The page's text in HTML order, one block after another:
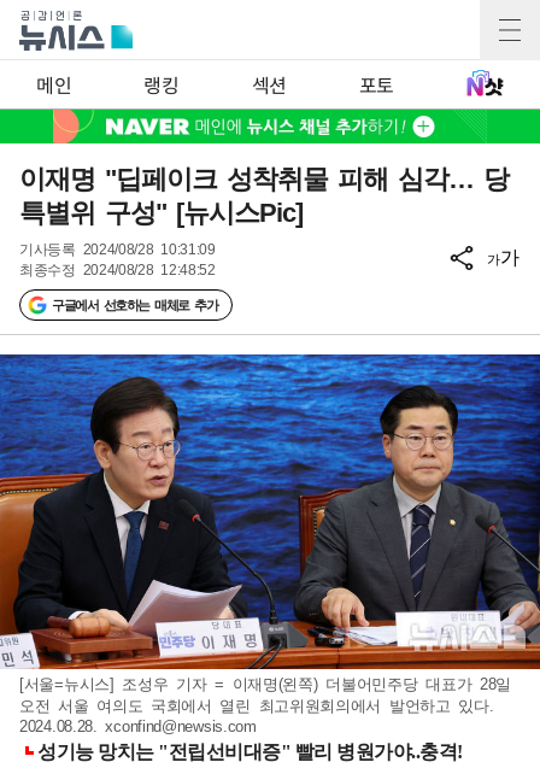
메인 랭킹 섹션 포토
이재명 "딥페이크 성착취물 피해 심각… 당
특별위 구성" [뉴시스Pic]
기사등록 2024/08/28 10:31:09
최종수정 2024/08/28 12:48:52
구글에서 선호하는 매체로 추가
가가
[서울=뉴시스] 조성우 기자 = 이재명(왼쪽) 더불어민주당 대표가 28일
오전 서울 여의도 국회에서 열린 최고위원회의에서 발언하고 있다.
2024.08.28.xconfind@newsis.com